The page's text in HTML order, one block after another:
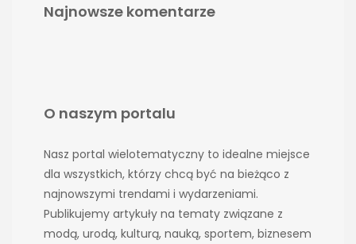
Najnowsze komentarze
O naszym portalu
Nasz portal wielotematyczny to idealne miejsce
dla wszystkich, którzy chcą być na bieżąco z
najnowszymi trendami i wydarzeniami.
Publikujemy artykuły na tematy związane z
modą, urodą, kulturą, nauką, sportem, biznesem